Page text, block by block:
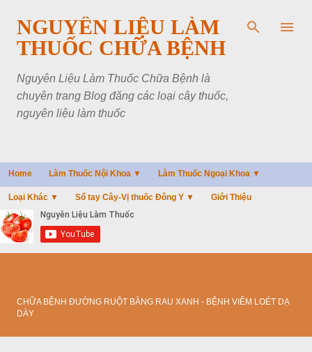
Chuyển đến nội dung chính
NGUYÊN LIỆU LÀM
THUỐC CHỮA BỆNH
Nguyên Liệu Làm Thuốc Chữa Bệnh là
chuyên trang Blog đăng các loại cây thuốc,
nguyên liệu làm thuốc
Home Làm Thuốc Nội Khoa ▼ Làm Thuốc Ngoại Khoa ▼
Loại Khác ▼ Sổ tay Cây-Vị thuốc Đông Y ▼ Giới Thiệu
CHỮA BỆNH ĐƯỜNG RUỘT BẰNG RAU XANH - BỆNH VIÊM LOÉT DẠ
DÀY